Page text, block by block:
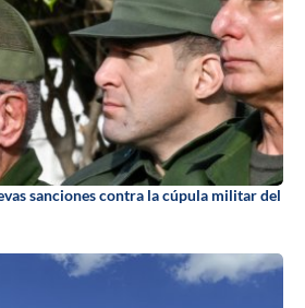
sanciones contra la cúpula militar del